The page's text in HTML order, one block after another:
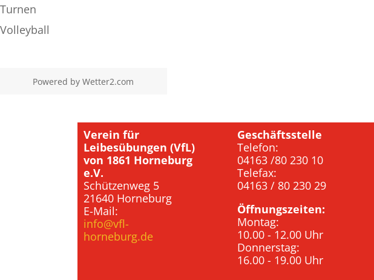
Turnen
Volleyball
Powered byWetter2.com
Verein für
Leibesübungen (VfL)
von 1861 Horneburg
e.V.
Schützenweg 5
21640 Horneburg
E-Mail:
info@vfl-
horneburg.de
Geschäftsstelle
Telefon:
04163 /80 230 10
Telefax:
04163 / 80 230 29
Öffnungszeiten:
Montag:
10.00 - 12.00 Uhr
Donnerstag:
16.00 - 19.00 Uhr